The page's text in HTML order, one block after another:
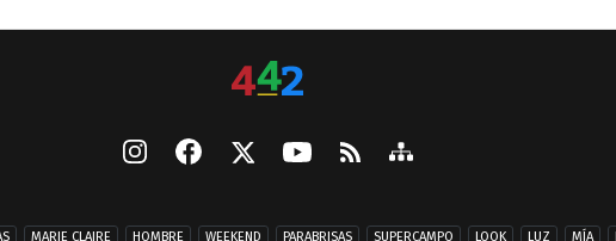
MARIE CLAIRE HOMBRE WEEKEND PARABRISAS SUPERCAMPO LOOK LUZ MÍA